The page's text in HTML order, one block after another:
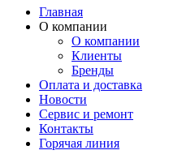
Главная
О компании
О компании
Клиенты
Бренды
Оплата и доставка
Новости
Сервис и ремонт
Контакты
Горячая линия